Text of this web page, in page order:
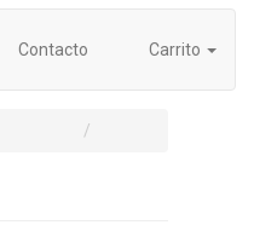
Contacto Carrito